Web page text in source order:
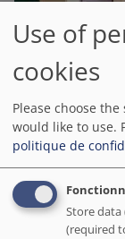
Casa Lolita
Rapport qualité-
Barcelona.org
9.3/10 354
Au fond d'un
du XVIIIe siècle.
particulière qui y
chinés et
Use of
cookies
Please choose
would like to use.
politique de
Store data
(required